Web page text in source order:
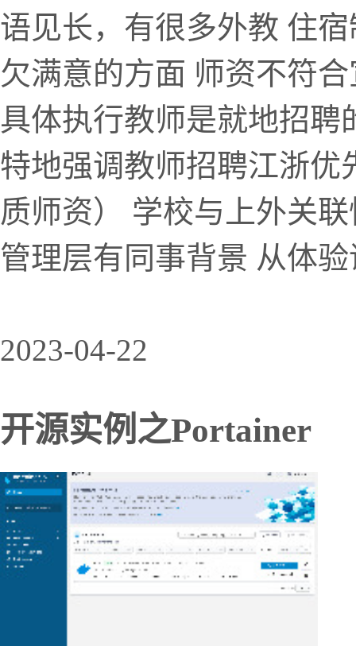
语见长，有很多外教 住
欠满意的方面 师资不符
具体执行教师是就地招
特地强调教师招聘江浙优
质师资） 学校与上外关
管理层有同事背景 从体
2023-04-22
开源实例之Portainer